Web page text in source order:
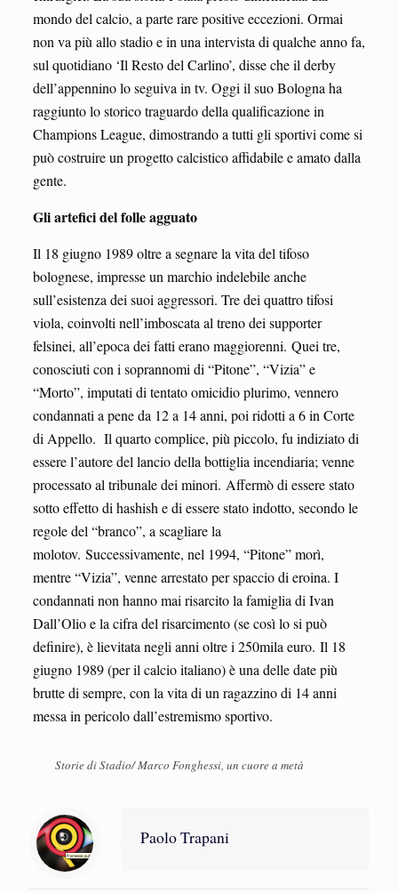
mondo del calcio, a parte rare positive eccezioni. Ormai
non va più allo stadio e in una intervista di qualche anno fa,
sul quotidiano ‘Il Resto del Carlino’, disse che il derby
dell’appennino lo seguiva in tv. Oggi il suo Bologna ha
raggiunto lo storico traguardo della qualificazione in
Champions League, dimostrando a tutti gli sportivi come si
può costruire un progetto calcistico affidabile e amato dalla
gente.
Gli artefici del folle agguato
Il 18 giugno 1989 oltre a segnare la vita del tifoso
bolognese, impresse un marchio indelebile anche
sull’esistenza dei suoi aggressori. Tre dei quattro tifosi
viola, coinvolti nell’imboscata al treno dei supporter
felsinei, all’epoca dei fatti erano maggiorenni. Quei tre,
conosciuti con i soprannomi di “Pitone”, “Vizia” e
“Morto”, imputati di tentato omicidio plurimo, vennero
condannati a pene da 12 a 14 anni, poi ridotti a 6 in Corte
di Appello. Il quarto complice, più piccolo, fu indiziato di
essere l’autore del lancio della bottiglia incendiaria; venne
processato al tribunale dei minori. Affermò di essere stato
sotto effetto di hashish e di essere stato indotto, secondo le
regole del “branco”, a scagliare la
molotov. Successivamente, nel 1994, “Pitone” morì,
mentre “Vizia”, venne arrestato per spaccio di eroina. I
condannati non hanno mai risarcito la famiglia di Ivan
Dall’Olio e la cifra del risarcimento (se così lo si può
definire), è lievitata negli anni oltre i 250mila euro. Il 18
giugno 1989 (per il calcio italiano) è una delle date più
brutte di sempre, con la vita di un ragazzino di 14 anni
messa in pericolo dall’estremismo sportivo.
Storie di Stadio/ Marco Fonghessi, un cuore a metà
Paolo Trapani